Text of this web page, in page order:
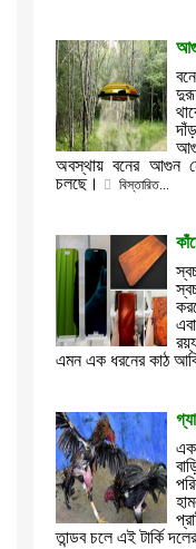
অবস্থায় বনের আগুন
চলছে।
বিস্তারিত...
এমন এক ধরনের কাঠ
তান্ডব চলে এই টার্কি